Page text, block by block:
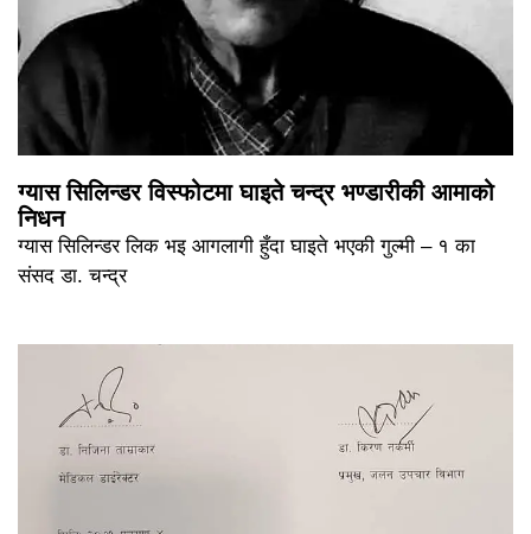
ग्यास सिलिन्डर विस्फोटमा घाइते चन्द्र भण्डारीकी आमाको
निधन
ग्यास सिलिन्डर लिक भइ आगलागी हुँदा घाइते भएकी गुल्मी – १ का
संसद डा. चन्द्र